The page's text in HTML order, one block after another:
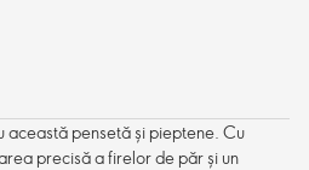
pensetă și pieptene. Cu
precisă a firelor de păr și un